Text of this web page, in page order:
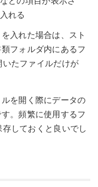
れる
入れた場合は、スト
フォルダ内にあるフ
たファイルだけが
を開く際にデータの
。頻繁に使用するフ
しておくと良いでし